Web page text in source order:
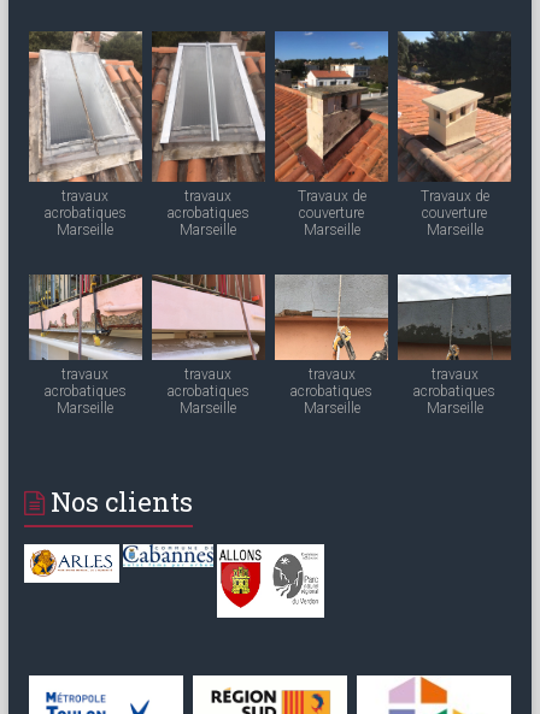
travaux
acrobatiques
Marseille
travaux
acrobatiques
Marseille
Travaux de
couverture
Marseille
Travaux de
couverture
Marseille
travaux
acrobatiques
Marseille
travaux
acrobatiques
Marseille
travaux
acrobatiques
Marseille
travaux
acrobatiques
Marseille
Nos clients